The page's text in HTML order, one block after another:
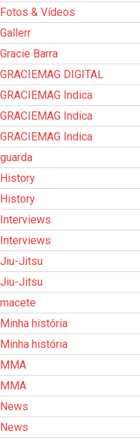
Fotos & Vídeos
Gallerr
Gracie Barra
GRACIEMAG DIGITAL
GRACIEMAG Indica
GRACIEMAG Indica
GRACIEMAG Indica
guarda
History
History
Interviews
Interviews
Jiu-Jitsu
Jiu-Jitsu
macete
Minha história
Minha história
MMA
MMA
News
News